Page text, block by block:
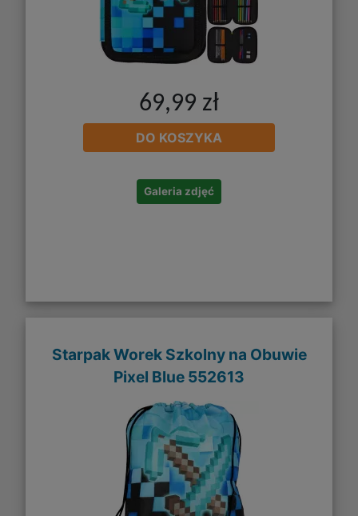
69,99 zł
DO KOSZYKA
Galeria zdjęć
Starpak Worek Szkolny na Obuwie
Pixel Blue 552613